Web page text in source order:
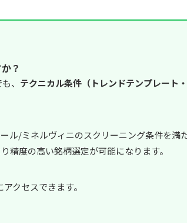
？
、 テクニカル条件（トレンドテンプレート
ル/ミネルヴィニのスクリーニング条件を満
精度の高い銘柄選定が可能になります。
クセスできます。